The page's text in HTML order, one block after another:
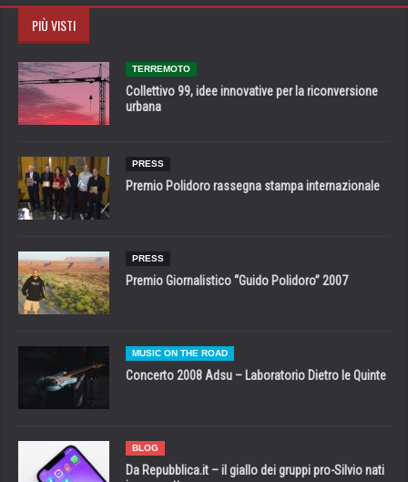
PIÙ VISTI
TERREMOTO
Collettivo 99, idee innovative per la riconversione
urbana
PRESS
Premio Polidoro rassegna stampa internazionale
PRESS
Premio Giornalistico “Guido Polidoro” 2007
MUSIC ON THE ROAD
Concerto 2008 Adsu – Laboratorio Dietro le Quinte
BLOG
Da Repubblica.it – il giallo dei gruppi pro-Silvio nati